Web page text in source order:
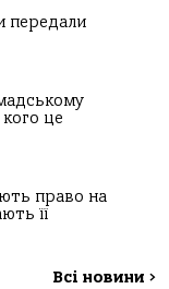
передали
це
право на
її
Всі новини >